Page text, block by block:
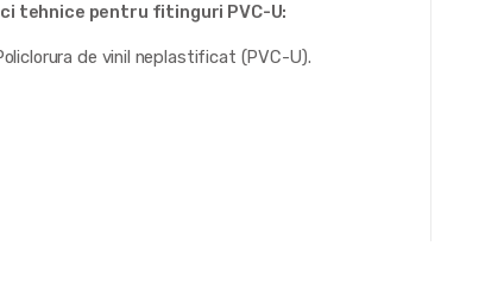
tehnice pentru fitinguri PVC-U:
de vinil neplastificat (PVC-U).